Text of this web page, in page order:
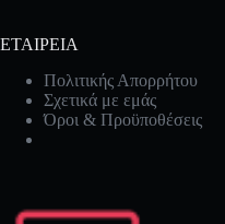
ΕΤΑΙΡΕΙΑ
Πολιτικής Απορρήτου
Σχετικά με εμάς
Όροι & Προϋποθέσεις